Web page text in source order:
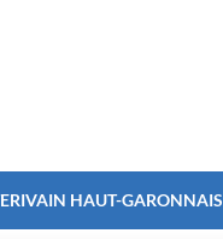
HAUT-GARONNAIS